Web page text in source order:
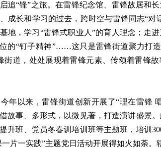
“锋”之旅。在雷锋纪念馆、雷锋故居和长
成长和学习的过去，跨时空与雷锋同志“对
地，学习“雷锋式职业人”的育人理念；走
的“钉子精神”……这只是雷锋街道聚力打造
街道，处处展现着雷锋元素、传颂着雷锋
以来，雷锋街道创新开展了“理在雷锋
故事、多形式，以微见著，打造演讲盛景
升班、党员冬春训培训班等主题班，培训
片一实践”主题党日活动开展得如火如荼。